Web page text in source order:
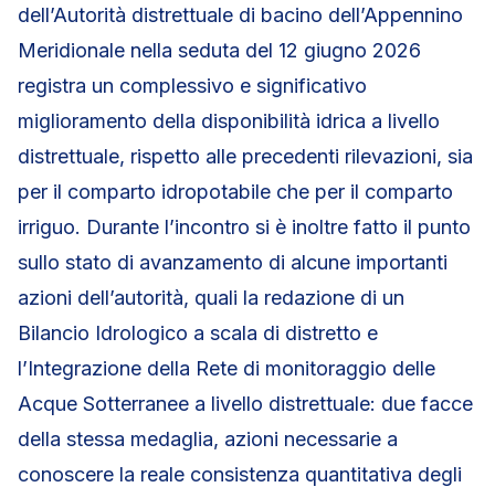
dell’Autorità distrettuale di bacino dell’Appennino
Meridionale nella seduta del 12 giugno 2026
registra un complessivo e significativo
miglioramento della disponibilità idrica a livello
distrettuale, rispetto alle precedenti rilevazioni, sia
per il comparto idropotabile che per il comparto
irriguo. Durante l’incontro si è inoltre fatto il punto
sullo stato di avanzamento di alcune importanti
azioni dell’autorità, quali la redazione di un
Bilancio Idrologico a scala di distretto e
l’Integrazione della Rete di monitoraggio delle
Acque Sotterranee a livello distrettuale: due facce
della stessa medaglia, azioni necessarie a
conoscere la reale consistenza quantitativa degli